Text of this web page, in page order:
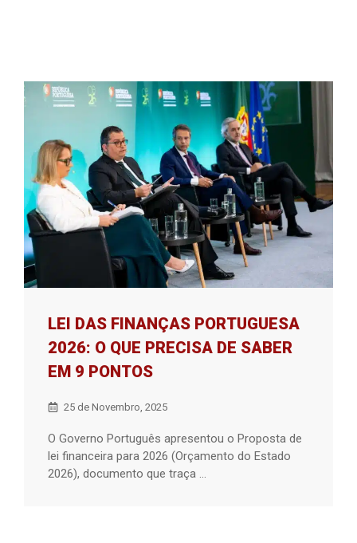
LEI DAS FINANÇAS PORTUGUESA
2026: O QUE PRECISA DE SABER
EM 9 PONTOS
25 de Novembro, 2025
O Governo Português apresentou o Proposta de
lei financeira para 2026 (Orçamento do Estado
2026), documento que traça ...